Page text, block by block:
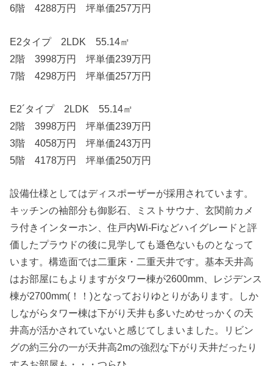
6階 4288万円 坪単価257万円
E2タイプ 2LDK 55.14㎡
2階 3998万円 坪単価239万円
7階 4298万円 坪単価257万円
E2´タイプ 2LDK 55.14㎡
2階 3998万円 坪単価239万円
3階 4058万円 坪単価243万円
5階 4178万円 坪単価250万円
設備仕様としてはディスポーザーが採用されています。
キッチンの袖部分も御影石、ミストサウナ、玄関前カメ
ラ付きインターホン、住戸内Wi-Fiなどハイグレードと評
価したプラウドの後に見学しても遜色ないものとなって
います。構造面では二重床・二重天井です。基本天井高
はお部屋にもよりますがタワー棟が2600mm、レジデンス
棟が2700mm(！！)となっておりゆとりがあります。しか
しながらタワー棟は下がり天井も多いためせっかくの天
井高が活かされていないと感じてしまいました。リビン
グの約三分の一が天井高2mの強烈な下がり天井だったり